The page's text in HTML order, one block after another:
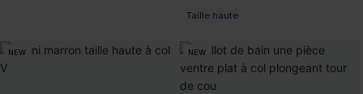
Taille haute
NEW NEW